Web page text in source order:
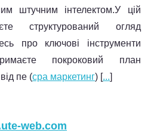
штучним інтелектом.У цій
структурований огляд
про ключові інструменти
покроковий план
пе (cpa маркетинг) [...]
web.com